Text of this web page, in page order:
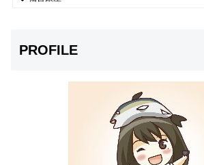
PROFILE